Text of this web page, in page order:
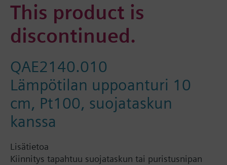
This product is
discontinued.
QAE2140.010
Lämpötilan uppoanturi 10
cm, Pt100, suojataskun
kanssa
Lisätietoa
Kiinnitys tapahtuu suojataskun tai puristusnipan